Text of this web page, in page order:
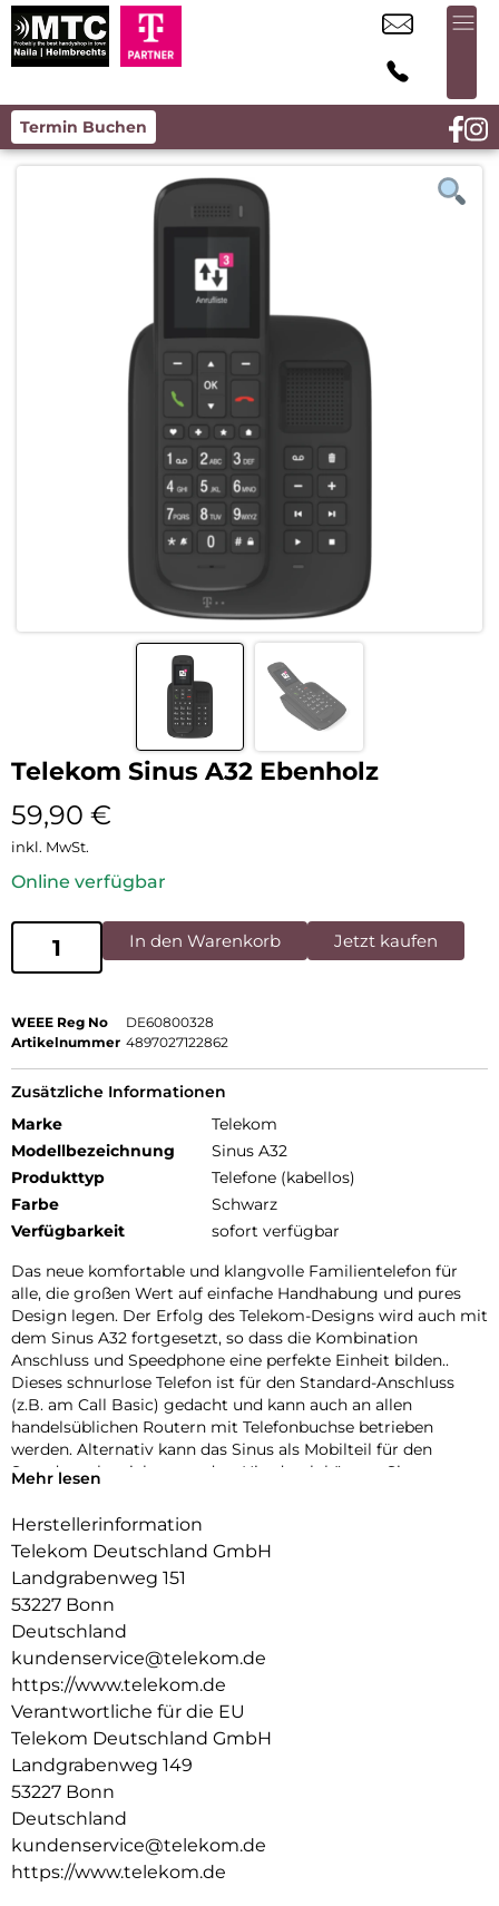
Termin Buchen
Telekom Sinus A32 Ebenholz
59,90 €
inkl. MwSt.
Online verfügbar
In den Warenkorb Jetzt kaufen
WEEE Reg No
DE60800328
Artikelnummer 4897027122862
Zusätzliche Informationen
Marke
Telekom
Modellbezeichnung
Sinus A32
Produkttyp
Telefone (kabellos)
Farbe
Schwarz
Verfügbarkeit
sofort verfügbar
Das neue komfortable und klangvolle Familientelefon für
alle, die großen Wert auf einfache Handhabung und pures
Design legen. Der Erfolg des Telekom-Designs wird auch mit
dem Sinus A32 fortgesetzt, so dass die Kombination
Anschluss und Speedphone eine perfekte Einheit bilden..
Dieses schnurlose Telefon ist für den Standard-Anschluss
(z.B. am Call Basic) gedacht und kann auch an allen
handelsüblichen Routern mit Telefonbuchse betrieben
werden. Alternativ kann das Sinus als Mobilteil für den
Speedport betrieben werden. Hierdurch können Sie
Mobilteile an der Basis angemeldet sind, wird mit dem
Ladegerät. Die Funktionalität wurde ganz nach dem
Grundsatz der Einfachheit und hohem Bedienkomfort
konzipiert. Das große Farbdisplay, die ergonomische
Tastatur mit Multifunktionstaste (3-Wege Navigation), die
einfache Inbetriebnahme, die intuitive Benutzerführung
runden das Kundenerlebnis ab
Mehr lesen
Herstellerinformation
Telekom Deutschland GmbH
Landgrabenweg 151
53227 Bonn
Deutschland
kundenservice@telekom.de
https://www.telekom.de
Verantwortliche für die EU
Telekom Deutschland GmbH
Landgrabenweg 149
53227 Bonn
Deutschland
kundenservice@telekom.de
https://www.telekom.de